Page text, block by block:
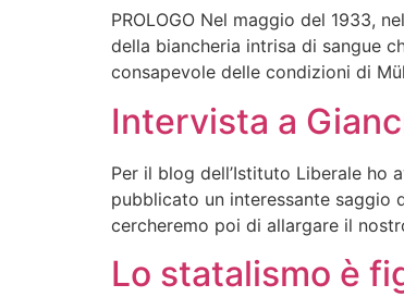
PROLOGO Nel maggio del 1933,
della biancheria intrisa di sangue
consapevole delle condizioni di
Intervista a
Per il blog dell’Istituto Liberale
pubblicato un interessante saggio
cercheremo poi di allargare il
Lo statalismo è